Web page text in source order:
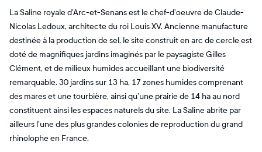
La Saline royale d’Arc-et-Senans est le chef-d’oeuvre de Claude-
Nicolas Ledoux, architecte du roi Louis XV. Ancienne manufacture
destinée à la production de sel, le site construit en arc de cercle est
doté de magnifiques jardins imaginés par le paysagiste Gilles
Clément, et de milieux humides accueillant une biodiversité
remarquable. 30 jardins sur 13 ha, 17 zones humides comprenant
des mares et une tourbière, ainsi qu’une prairie de 14 ha au nord
constituent ainsi les espaces naturels du site. La Saline abrite par
ailleurs l’une des plus grandes colonies de reproduction du grand
rhinolophe en France.